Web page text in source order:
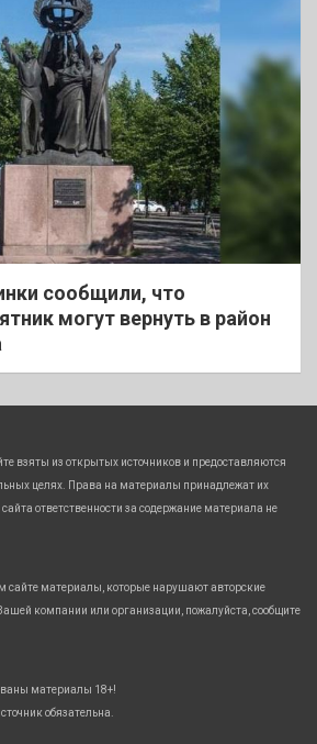
сообщили, что
могут вернуть в район
взяты из открытых источников и предоставляются
целях. Права на материалы принадлежат их
ответственности за содержание материала не
сайте материалы, которые нарушают авторские
компании или организации, пожалуйста, сообщите
материалы 18+!
обязательна.